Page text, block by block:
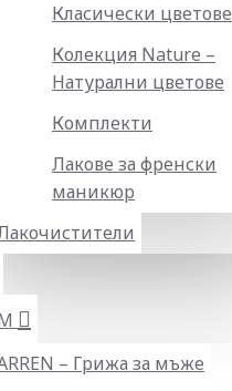
Класически цветове
Колекция Nature –
Натурални цветове
Комплекти
Лакове за френски
маникюр
– Грижа за мъже